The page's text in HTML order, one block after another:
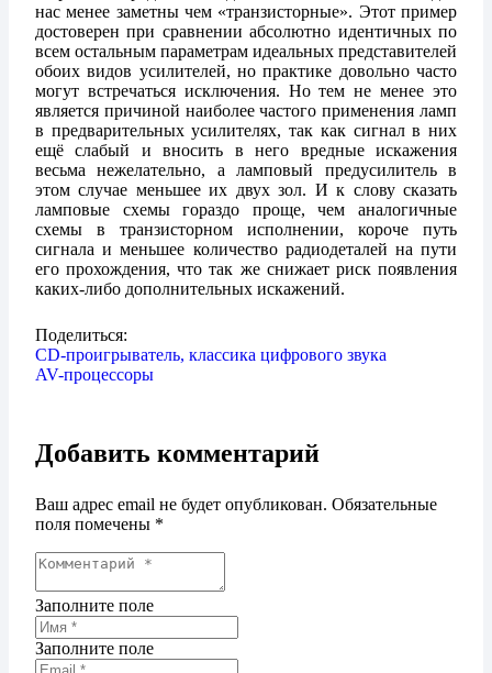
нас менее заметны чем «транзисторные». Этот пример
достоверен при сравнении абсолютно идентичных по
всем остальным параметрам идеальных представителей
обоих видов усилителей, но практике довольно часто
могут встречаться исключения. Но тем не менее это
является причиной наиболее частого применения ламп
в предварительных усилителях, так как сигнал в них
ещё слабый и вносить в него вредные искажения
весьма нежелательно, а ламповый предусилитель в
этом случае меньшее их двух зол. И к слову сказать
ламповые схемы гораздо проще, чем аналогичные
схемы в транзисторном исполнении, короче путь
сигнала и меньшее количество радиодеталей на пути
его прохождения, что так же снижает риск появления
каких-либо дополнительных искажений.
Поделиться:
CD-проигрыватель, классика цифрового звука
AV-процессоры
Добавить комментарий
Ваш адрес email не будет опубликован. Обязательные
поля помечены *
Заполните поле
Заполните поле